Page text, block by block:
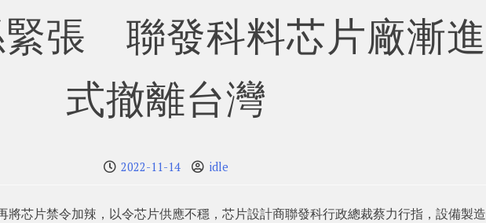
緊張 聯發科料芯片廠漸進
式撤離台灣
2022-11-14 idle
將芯片禁令加辣，以令芯片供應不穩，芯片設計商聯發科行政總裁蔡力行指，設備製造